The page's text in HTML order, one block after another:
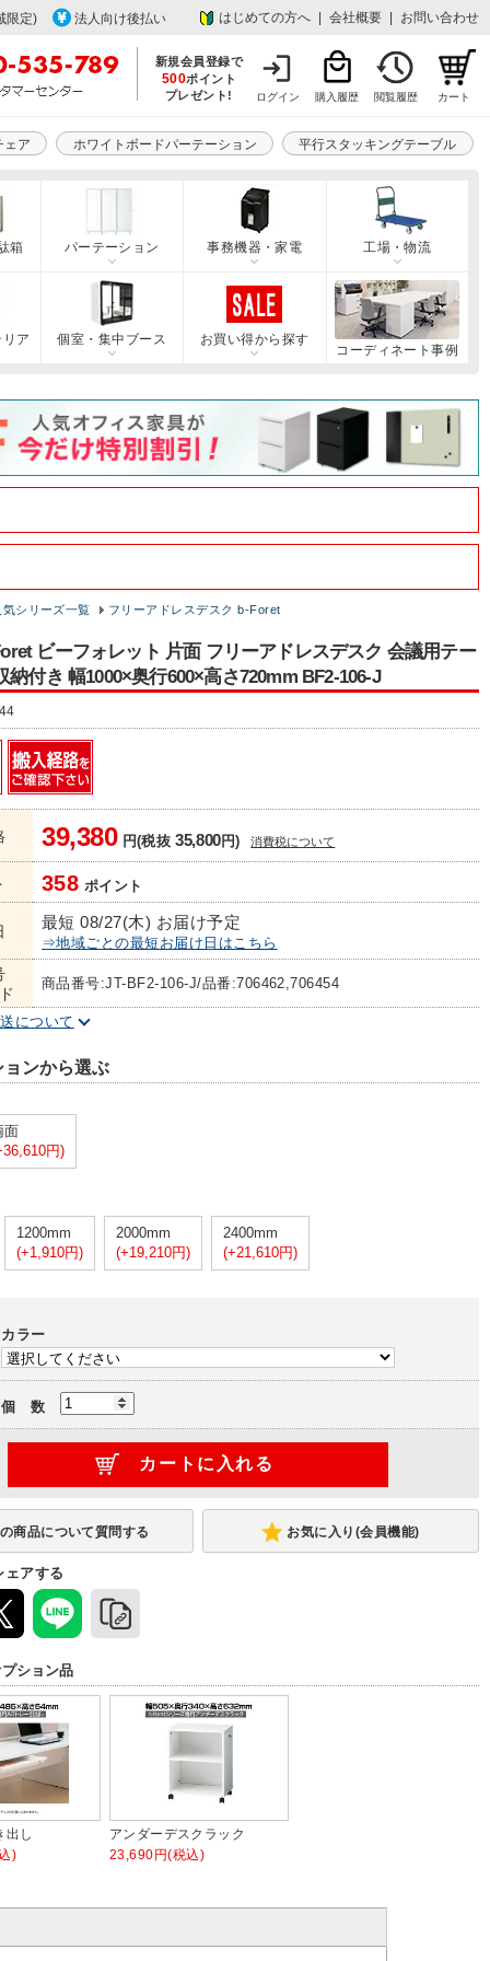
限定) 法人向け後払い はじめての方へ 会社概要 お問い合わせ
新規会員登録で
500ポイント
プレゼント!
ログイン 購入履歴 閲覧履歴 カート
ェア ホワイトボードパーテーション 平行スタッキングテーブル
箱 パーテーション 事務機器・家電 工場・物流
ア 個室・集中ブース
お買い得から探す
コーディネート事例
シリーズ一覧 フリーアドレスデスク b-Foret
ビーフォレット 片面 フリーアドレスデスク 会議用テー
納付き 幅1000×奥行600×高さ720mm BF2-106-J
39,380円(税抜35,800円) 消費税について
358 ポイント
最短 08/27(木) お届け予定
⇒地域ごとの最短お届け日はこちら
商品番号:JT-BF2-106-J/品番:706462,706454
について
ンから選ぶ
面
円)
1200mm
(+1,910円)
2000mm
(+19,210円)
2400mm
(+21,610円)
カラー
個 数
お気に入り(会員機能)
ェアする
ション品
出し
)
アンダーデスクラック
23,690円(税込)